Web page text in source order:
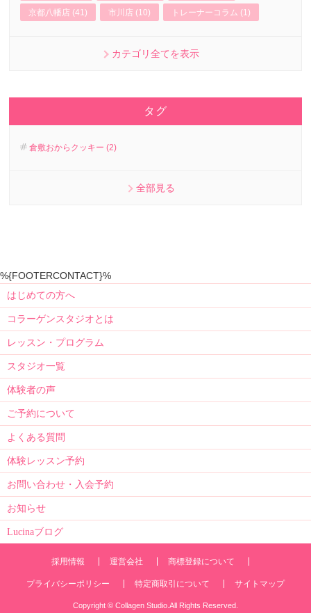
京都八幡店 (41) 市川店 (10) トレーナーコラム (1)
カテゴリ全てを表示
タグ
倉敷おからクッキー (2)
全部見る
%{FOOTERCONTACT}%
はじめての方へ
コラーゲンスタジオとは
レッスン・プログラム
スタジオ一覧
体験者の声
ご予約について
よくある質問
体験レッスン予約
お問い合わせ・入会予約
お知らせ
Lucinaブログ
採用情報 運営会社 商標登録について
プライバシーポリシー 特定商取引について サイトマップ
Copyright © Collagen Studio.All Rights Reserved.